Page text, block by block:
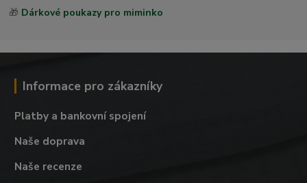
🎁 Dárkové poukazy pro miminko
Informace pro zákazníky
Platby a bankovní spojení
Naše doprava
Naše recenze